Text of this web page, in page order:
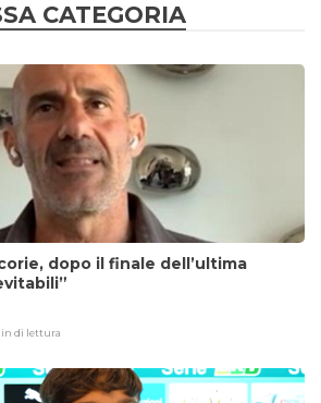
CATEGORIA
dopo il finale dell’ultima
di lettura